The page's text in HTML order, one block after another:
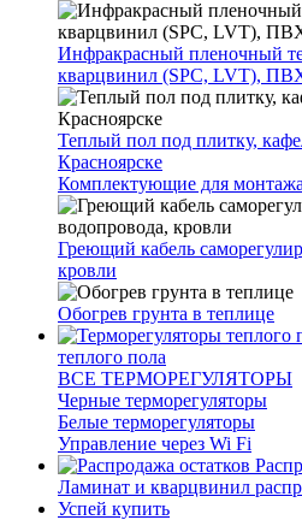
Инфракрасный пленочный
кварцвинил (SPC, LVT),
Теплый пол под плитку,
Красноярске
Комплектующие для
Греющий кабель
кровли
Обогрев грунта в теплице
теплого пола
ВСЕ ТЕРМОРЕГУЛЯТОРЫ
Черные терморегуляторы
Белые терморегуляторы
Управление через Wi Fi
Ламинат и кварцвинил
Успей купить